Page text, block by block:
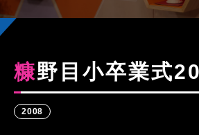
糠野目小卒業式
2008